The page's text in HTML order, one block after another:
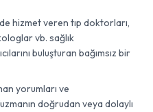
hizmet veren tıp doktorları,
vb. sağlık
buluşturan bağımsız bir
yorumları ve
doğrudan veya dolaylı